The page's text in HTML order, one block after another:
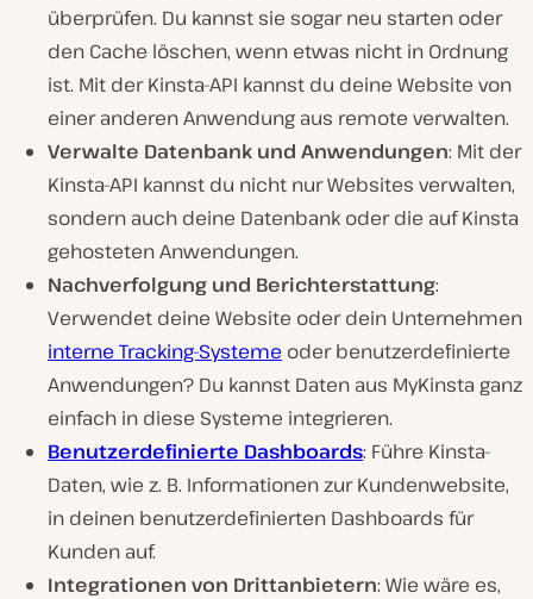
überprüfen. Du kannst sie sogar neu starten oder
den Cache löschen, wenn etwas nicht in Ordnung
ist. Mit der Kinsta-API kannst du deine Website von
einer anderen Anwendung aus remote verwalten.
Verwalte Datenbank und Anwendungen: Mit der
Kinsta-API kannst du nicht nur Websites verwalten,
sondern auch deine Datenbank oder die auf Kinsta
gehosteten Anwendungen.
Nachverfolgung und Berichterstattung:
Verwendet deine Website oder dein Unternehmen
interne Tracking-Systeme oder benutzerdefinierte
Anwendungen? Du kannst Daten aus MyKinsta ganz
einfach in diese Systeme integrieren.
Benutzerdefinierte Dashboards: Führe Kinsta-
Daten, wie z. B. Informationen zur Kundenwebsite,
in deinen benutzerdefinierten Dashboards für
Kunden auf.
Integrationen von Drittanbietern: Wie wäre es,